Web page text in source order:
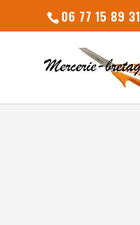
06 77 15 89 31